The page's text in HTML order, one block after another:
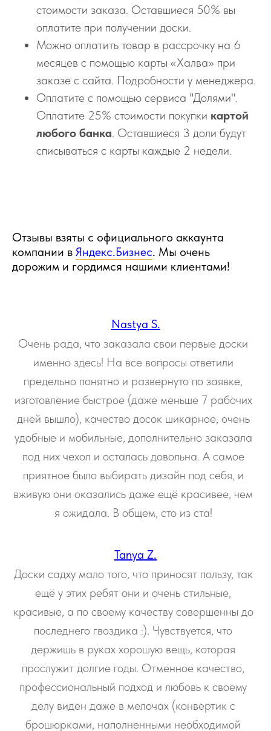
стоимости заказа. Оставшиеся 50% вы
оплатите при получении доски.
Можно оплатить товар в рассрочку на 6
месяцев с помощью карты «Халва» при
заказе с сайта. Подробности у менеджера.
Оплатите с помощью сервиса "Долями".
Оплатите 25% стоимости покупки картой
любого банка . Оставшиеся 3 доли будут
списываться с карты каждые 2 недели.
Отзывы взяты с официального аккаунта
компании в Яндекс.Бизнес. Мы очень
дорожим и гордимся нашими клиентами!
Nastya S.
Очень рада, что заказала свои первые доски
именно здесь! На все вопросы ответили
предельно понятно и развернуто по заявке,
изготовление быстрое (даже меньше 7 рабочих
дней вышло), качество досок шикарное, очень
удобные и мобильные, дополнительно заказала
под них чехол и осталась довольна. А самое
приятное было выбирать дизайн под себя, и
вживую они оказались даже ещё красивее, чем
я ожидала. В общем, сто из ста!
Tanya Z.
Доски садху мало того, что приносят пользу, так
ещё у этих ребят они и очень стильные,
красивые, а по своему качеству совершенны до
последнего гвоздика :). Чувствуется, что
держишь в руках хорошую вещь, которая
прослужит долгие годы. Отменное качество,
профессиональный подход и любовь к своему
делу виден даже в мелочах (конвертик с
брошюрками, наполненными необходимой